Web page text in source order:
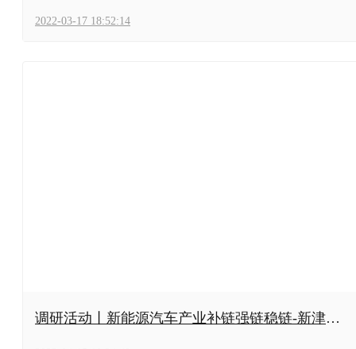
2022-03-17 18:52:14
调研活动丨新能源汽车产业补链强链稳链-新津智